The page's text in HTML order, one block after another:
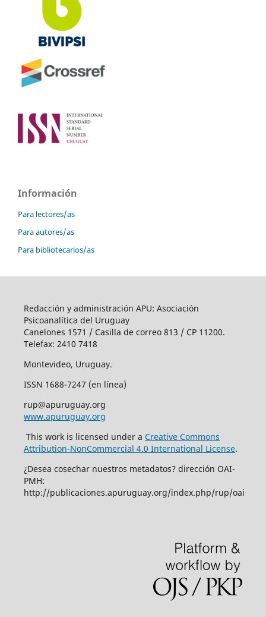
Información
Para lectores/as
Para autores/as
Para bibliotecarios/as
Redacción y administración APU: Asociación
Psicoanalítica del Uruguay
Canelones 1571 / Casilla de correo 813 / CP 11200.
Telefax: 2410 7418
Montevideo, Uruguay.
ISSN 1688-7247 (en línea)
rup@apuruguay.org
www.apuruguay.org
This work is licensed under a Creative Commons
Attribution-NonCommercial 4.0 International License.
¿Desea cosechar nuestros metadatos? dirección OAI-
PMH:
http://publicaciones.apuruguay.org/index.php/rup/oai